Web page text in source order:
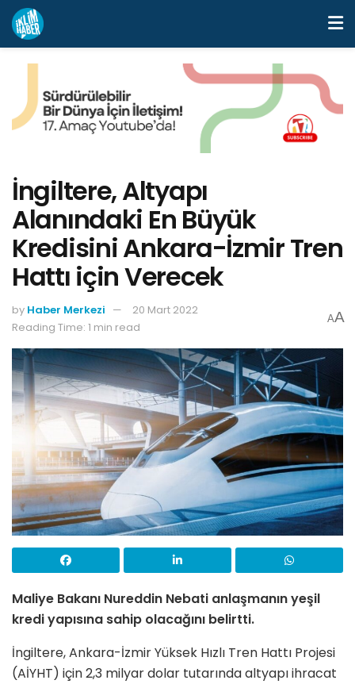
İngiltere, Altyapı
Alanındaki En Büyük
Kredisini Ankara-İzmir Tren
Hattı için Verecek
by Haber Merkezi
20 Mart 2022
Reading Time: 1 min read
AA
Maliye Bakanı Nureddin Nebati anlaşmanın yeşil
kredi yapısına sahip olacağını belirtti.
İngiltere, Ankara-İzmir Yüksek Hızlı Tren Hattı Projesi
(AİYHT) için 2,3 milyar dolar tutarında altyapı ihracat